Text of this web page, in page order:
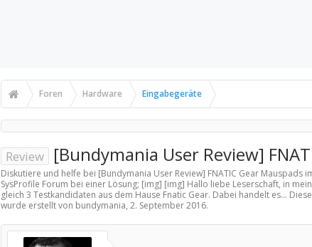
Foren Hardware Eingabegeräte
Review [Bundymania User Review]
Diskutiere und helfe bei [Bundymania User Review] FNATIC Gear Mauspads
SysProfile Forum bei einer Lösung; [img] [img] Hallo liebe Leserschaft, in
gleich 3 Testkandidaten aus dem Hause Fnatic Gear. Dabei handelt es...
wurde erstellt von bundymania, 2. September 2016.